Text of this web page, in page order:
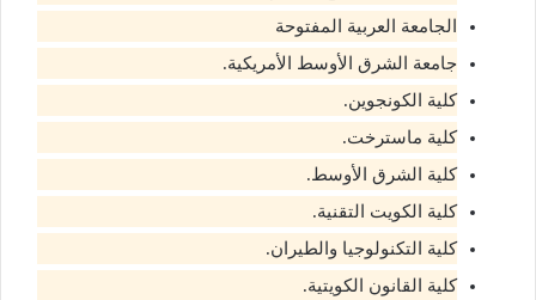
الجامعة العربية المفتوحة
جامعة الشرق الأوسط الأمريكية.
كلية الكونجوين.
كلية ماسترخت.
كلية الشرق الأوسط.
كلية الكويت التقنية.
كلية التكنولوجيا والطيران.
كلية القانون الكويتية.